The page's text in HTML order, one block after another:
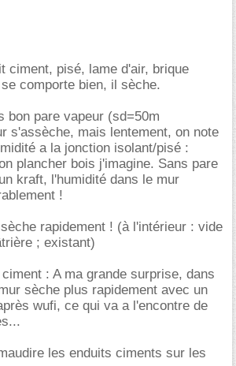
ciment, pisé, lame d'air, brique
comporte bien, il sèche.
bon pare vapeur (sd=50m
s'assèche, mais lentement, on note
a la jonction isolant/pisé :
plancher bois j'imagine. Sans pare
kraft, l'humidité dans le mur
!
rapidement ! (à l'intérieur : vide
; existant)
: A ma grande surprise, dans
sèche plus rapidement avec un
wufi, ce qui va a l'encontre de
les enduits ciments sur les